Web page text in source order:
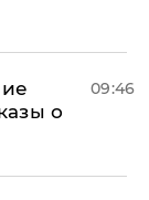
о
09:46